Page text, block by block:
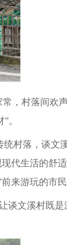
，村落间欢
。
村落，谈文
代生活的舒
来游玩的市
谈文溪村既